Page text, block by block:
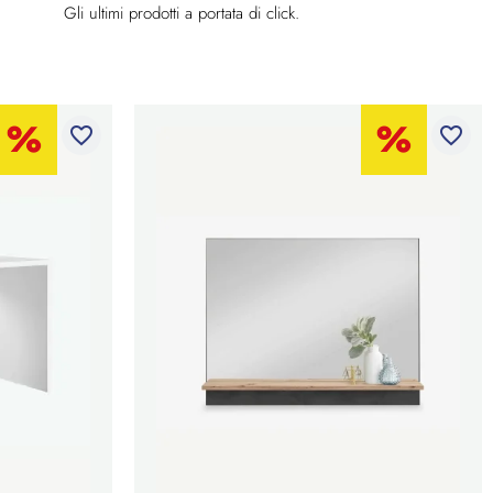
Gli ultimi prodotti a portata di click.
favorite_border favorite_border